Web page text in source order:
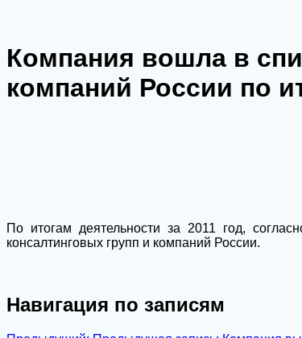
Компания вошла в
компаний России по
По итогам деятельности за 2011 год,
консалтинговых групп и компаний России.
Навигация по записям